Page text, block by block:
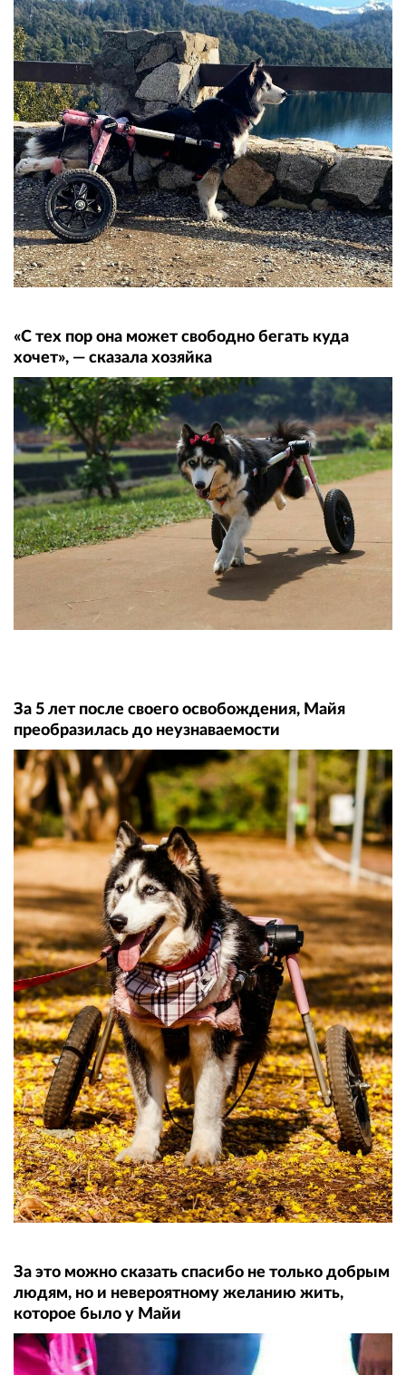
«С тех пор она может свободно бегать куда
хочет», — сказала хозяйка
За 5 лет после своего освобождения, Майя
преобразилась до неузнаваемости
За это можно сказать спасибо не только добрым
людям, но и невероятному желанию жить,
которое было у Майи